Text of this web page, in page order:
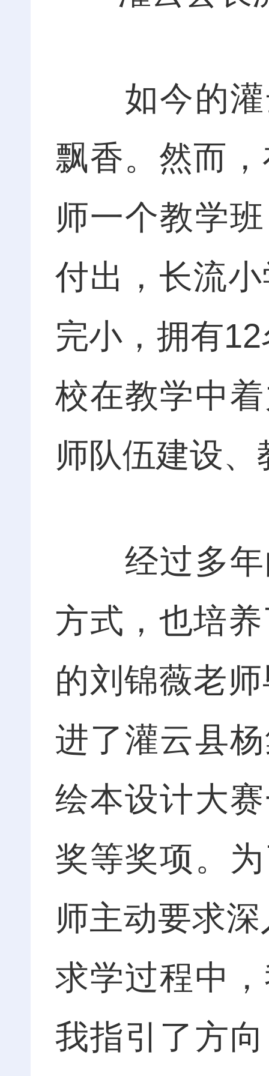
如今的灌
飘香。然而
师一个教学
付出，长流
完小，拥有
校在教学中
师队伍建设
经过多年
方式，也培
的刘锦薇老
进了灌云县
绘本设计大
奖等奖项。
师主动要求
求学过程中
我指引了方